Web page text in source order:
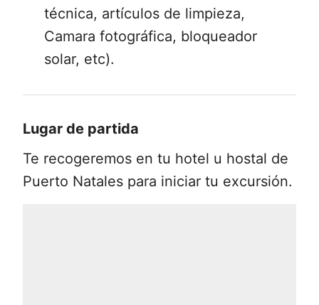
hermoso lugar. Este camping no tiene
instalaciones (sin baño).
técnica, artículos de limpieza,
Camara fotográfica, bloqueador
solar, etc).
Lugar de partida
Te recogeremos en tu hotel u hostal de
Puerto Natales para iniciar tu excursión.